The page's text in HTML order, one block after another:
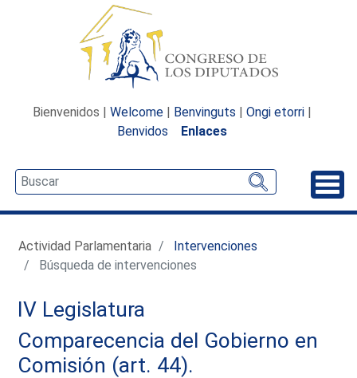
Bienvenidos | Welcome | Benvinguts | Ongi etorri |
Benvidos
Enlaces
Actividad Parlamentaria
Intervenciones
Búsqueda de intervenciones
IV Legislatura
Comparecencia del Gobierno en
Comisión (art. 44).